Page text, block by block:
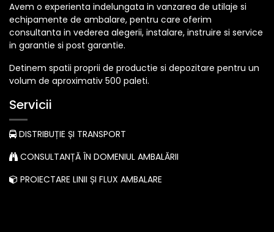
Avem o experienta indelungata in vanzarea de utilaje si
echipamente de ambalare, pentru care oferim
consultanta in vederea alegerii, instalare, instruire si service
in garantie si post garantie.
Detinem spatii proprii de productie si depozitare pentru un
volum de aproximativ 500 paleti.
Servicii
DISTRIBUȚIE ȘI TRANSPORT
CONSULTANȚĂ ÎN DOMENIUL AMBALĂRII
PROIECTARE LINII ȘI FLUX AMBALARE